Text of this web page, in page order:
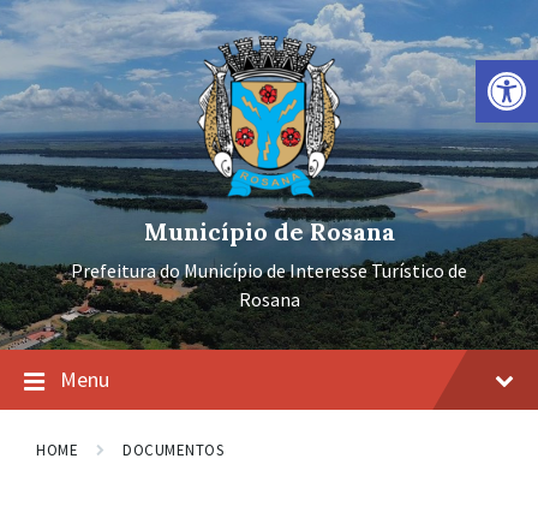
Barra de Ferramentas Aberta
Ir
para
conteúdo
Pular
para
navegação
principal
Pular
para
rodapé
Município de Rosana
Prefeitura do Município de Interesse Turístico de
Rosana
Menu
HOME DOCUMENTOS